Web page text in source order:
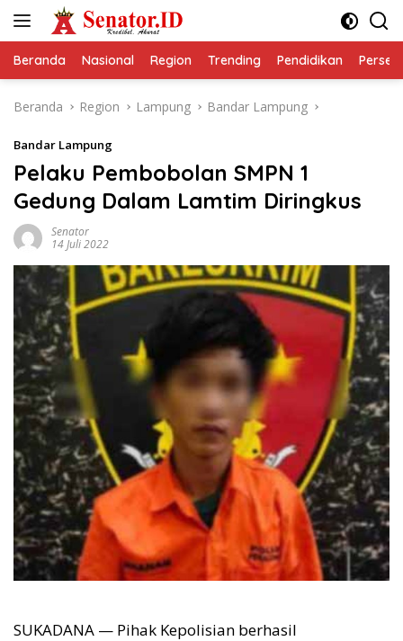
Beranda Nasional Region Trending Pendidikan
Beranda Region Lampung Bandar Lampung
Bandar Lampung
Pelaku Pembobolan SMPN 1
Gedung Dalam Lamtim Diringkus
Senator
14 Juli 2022
SUKADANA — Pihak Kepolisian berhasil